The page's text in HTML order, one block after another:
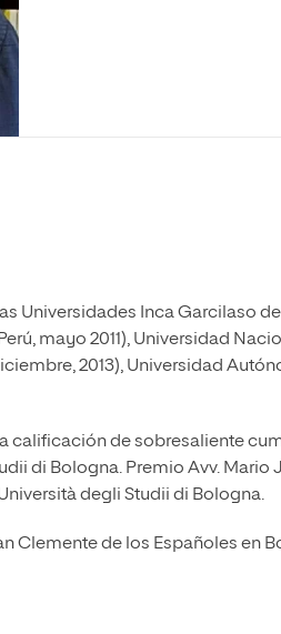
Políticas y Relaciones
Oficina de Movilidad
Internacional
Universidades Inca Garcilaso de
mayo 2011), Universidad
2013), Universidad
calificación de sobresaliente
di Bologna. Premio Avv. Mario
degli Studii di Bologna.
Clemente de los Españoles en